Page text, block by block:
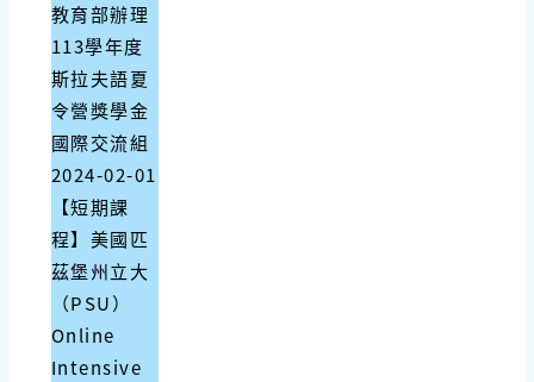
教育部辦理
113學年度
斯拉夫語夏
令營獎學金
國際交流組
2024-02-01
【短期課
程】美國匹
茲堡州立大
（PSU）
Online
Intensive